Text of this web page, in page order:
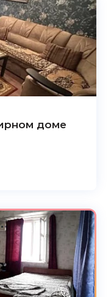
доме